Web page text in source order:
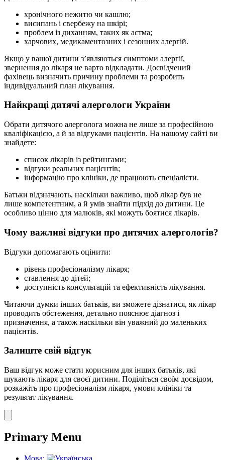
хронічного нежитю чи кашлю;
висипань і свербежу на шкірі;
проблем із диханням, таких як астма;
харчових, медикаментозних і сезонних алергій.
Якщо у вашої дитини з’являються симптоми алергії,
звернення до лікаря не варто відкладати. Досвідчений
фахівець визначить причину проблеми та розробить
індивідуальний план лікування.
Найкращі дитячі алергологи України
Обрати дитячого алерголога можна не лише за професійною
кваліфікацією, а й за відгуками пацієнтів. На нашому сайті ви
знайдете:
список лікарів із рейтингами;
відгуки реальних пацієнтів;
інформацію про клініки, де працюють спеціалісти.
Батьки відзначають, наскільки важливо, щоб лікар був не
лише компетентним, а й умів знайти підхід до дитини. Це
особливо цінно для малюків, які можуть боятися лікарів.
Чому важливі відгуки про дитячих алергологів?
Відгуки допомагають оцінити:
рівень професіоналізму лікаря;
ставлення до дітей;
доступність консультацій та ефективність лікування.
Читаючи думки інших батьків, ви зможете дізнатися, як лікар
проводить обстеження, детально пояснює діагноз і
призначення, а також наскільки він уважний до маленьких
пацієнтів.
Залиште свій відгук
Ваш відгук може стати корисним для інших батьків, які
шукають лікаря для своєї дитини. Поділіться своїм досвідом,
розкажіть про професіоналізм лікаря, умови клініки та
результат лікування.
Primary Menu
Мова: